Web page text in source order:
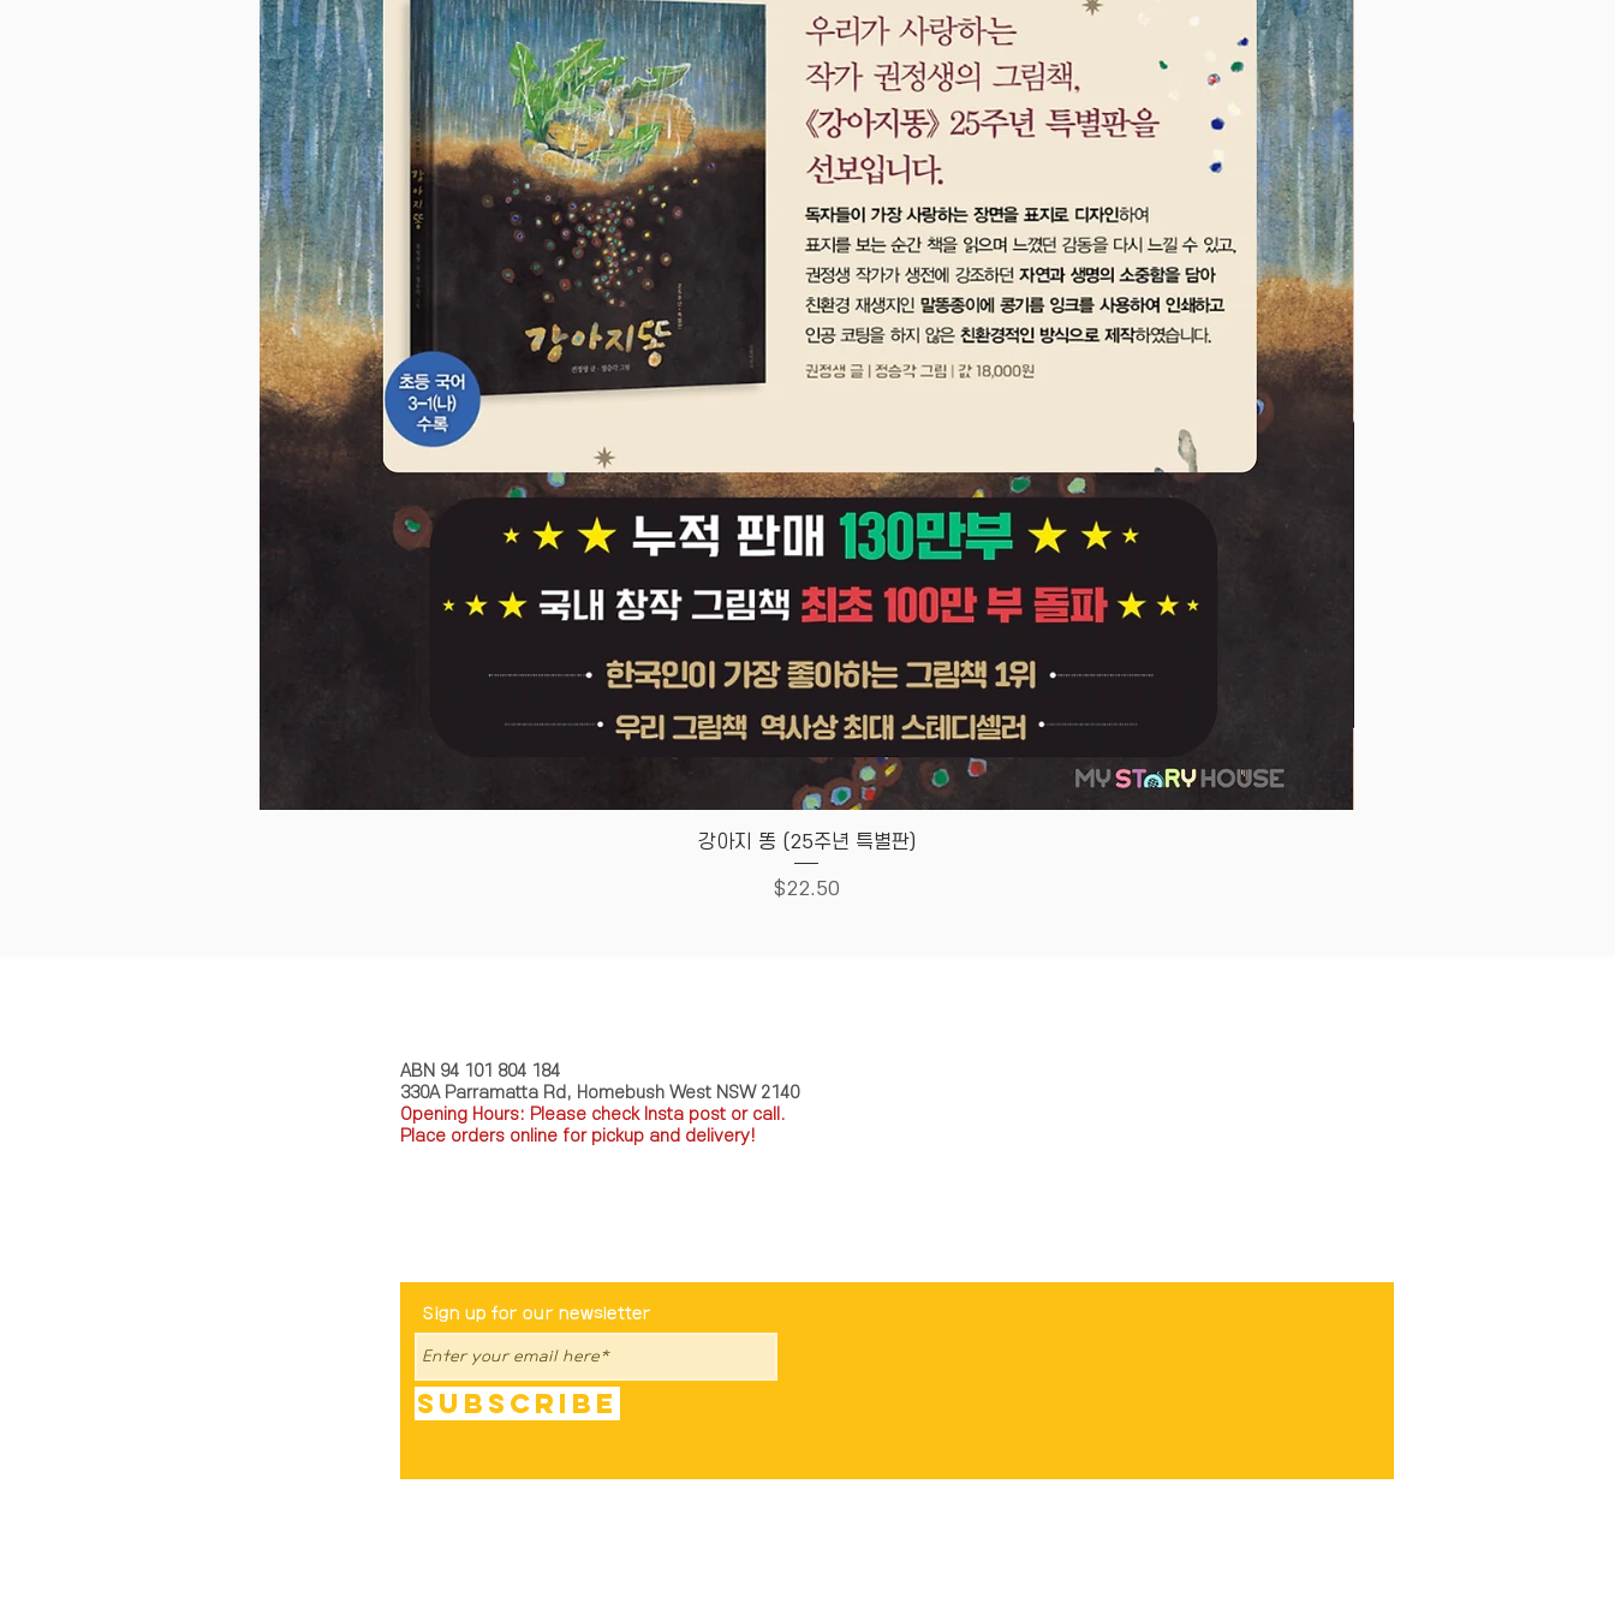
Quick View
강아지 똥 (25주년 특별판)
Price
$22.50
ABN 94 101 804 184
330A Parramatta Rd, Homebush West NSW 2140
Opening Hours: Please check Insta post or call.
Place orders online for pickup and delivery!
Sign up for our newsletter
Subscribe